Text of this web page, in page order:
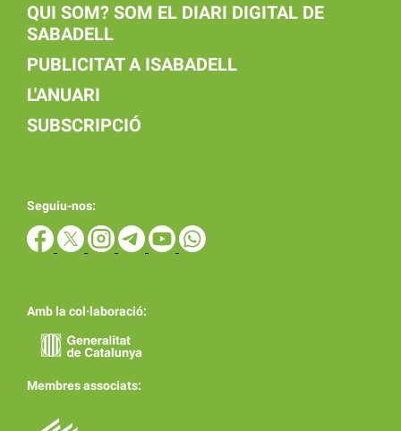
QUI SOM? SOM EL DIARI DIGITAL DE
SABADELL
PUBLICITAT A ISABADELL
L'ANUARI
SUBSCRIPCIÓ
Seguiu-nos:
Amb la col·laboració:
Membres associats: